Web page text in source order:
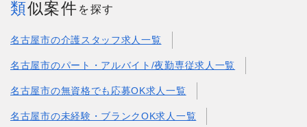
類似案件 を探す
名古屋市の介護スタッフ求人一覧
名古屋市のパート・アルバイト/夜勤専従求人一覧
名古屋市の無資格でも応募OK求人一覧
名古屋市の未経験・ブランクOK求人一覧